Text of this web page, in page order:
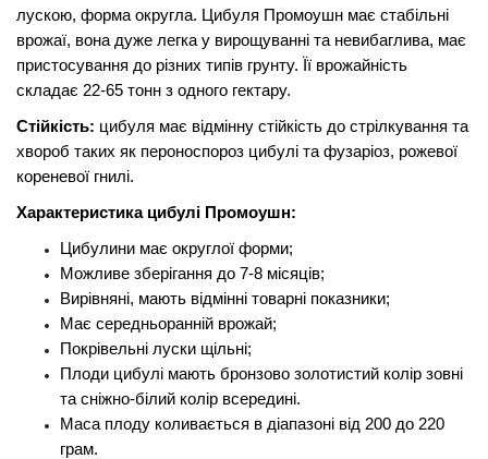
лускою, форма округла. Цибуля Промоушн має стабільні
врожаї, вона дуже легка у вирощуванні та невибаглива, має
пристосування до різних типів грунту. Її врожайність
складає 22-65 тонн з одного гектару.
Стійкість: цибуля має відмінну стійкість до стрілкування та
хвороб таких як пероноспороз цибулі та фузаріоз, рожевої
кореневої гнилі.
Характеристика цибулі Промоушн:
Цибулини має округлої форми;
Можливе зберігання до 7-8 місяців;
Вирівняні, мають відмінні товарні показники;
Має середньоранній врожай;
Покрівельні луски щільні;
Плоди цибулі мають бронзово золотистий колір зовні
та сніжно-білий колір всередині.
Маса плоду коливається в діапазоні від 200 до 220
грам.